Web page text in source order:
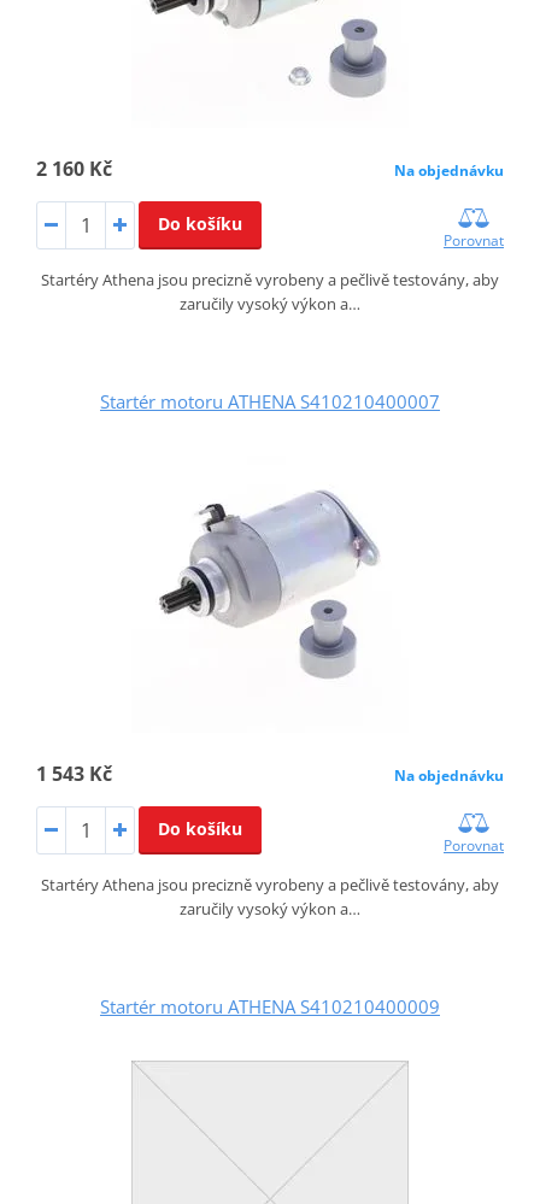
2 160 Kč Na objednávku
Do košíku
Porovnat
Startéry Athena jsou precizně vyrobeny a pečlivě testovány, aby
zaručily vysoký výkon a…
Startér motoru ATHENA S410210400007
1 543 Kč Na objednávku
Do košíku
Porovnat
Startéry Athena jsou precizně vyrobeny a pečlivě testovány, aby
zaručily vysoký výkon a…
Startér motoru ATHENA S410210400009